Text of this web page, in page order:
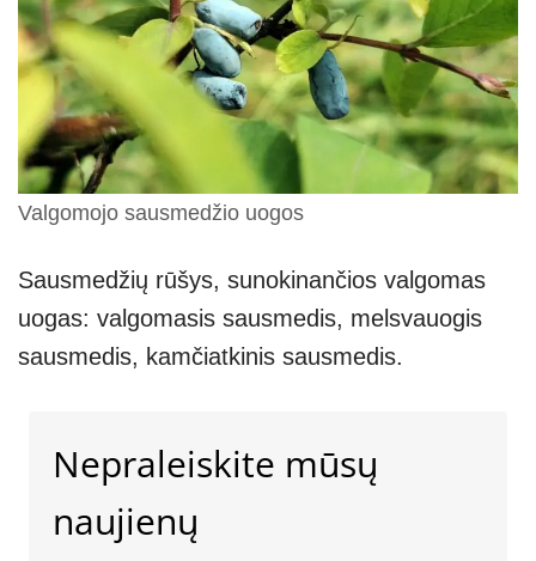
Valgomojo sausmedžio uogos
Sausmedžių rūšys, sunokinančios valgomas
uogas: valgomasis sausmedis, melsvauogis
sausmedis, kamčiatkinis sausmedis.
Nepraleiskite mūsų
naujienų